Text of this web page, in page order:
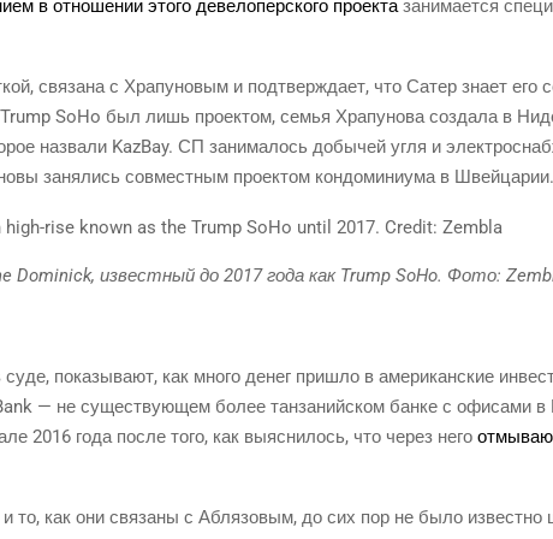
в отно­ше­нии это­го деве­ло­пер­ско­го про­ек­та зани­ма­ет­ся
свя­за­на с Хра­пу­но­вым и под­твер­жда­ет, что Сатер зна­ет
Trump SoHo был лишь про­ек­том, семья Хра­пу­но­ва созда­ла в
назва­ли KazBay. СП зани­ма­лось добы­чей угля и
заня­лись сов­мест­ным про­ек­том кон­до­ми­ни­у­ма в Швейцарии.
Dominick, извест­ный до 2017 года как Trump SoHo. Фото:
пока­зы­ва­ют, как мно­го денег при­шло в аме­ри­кан­ские
— не суще­ству­ю­щем более тан­за­ний­ском бан­ке с офи­са­ми в
2016 года после того, как выяс­ни­лось, что через него
то, как они свя­за­ны с Абля­зо­вым, до сих пор не было